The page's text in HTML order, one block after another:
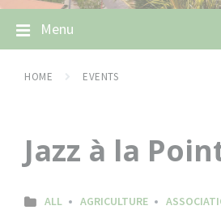
Menu
HOME EVENTS
Jazz à la
ALL AGRICULTURE